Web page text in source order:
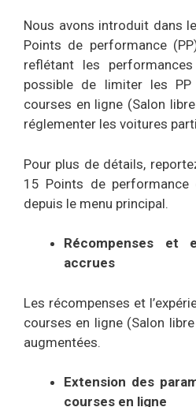
Nous avons introduit dans
Points de performance
reflétant les
possible de limiter les
courses en ligne (Salon
réglementer les voitures
Pour plus de détails,
15 Points de performance
depuis le menu principal.
Récompenses et
accrues
Les récompenses et
courses en ligne (Salon
augmentées.
Extension des
courses en ligne